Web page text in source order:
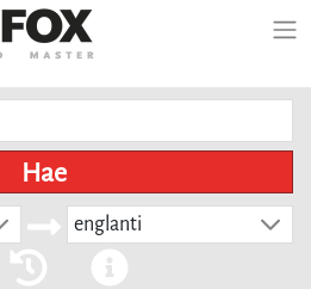
Hae
englanti